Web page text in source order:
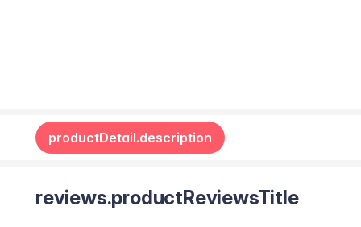
productDetail.description
reviews.productReviewsTitle